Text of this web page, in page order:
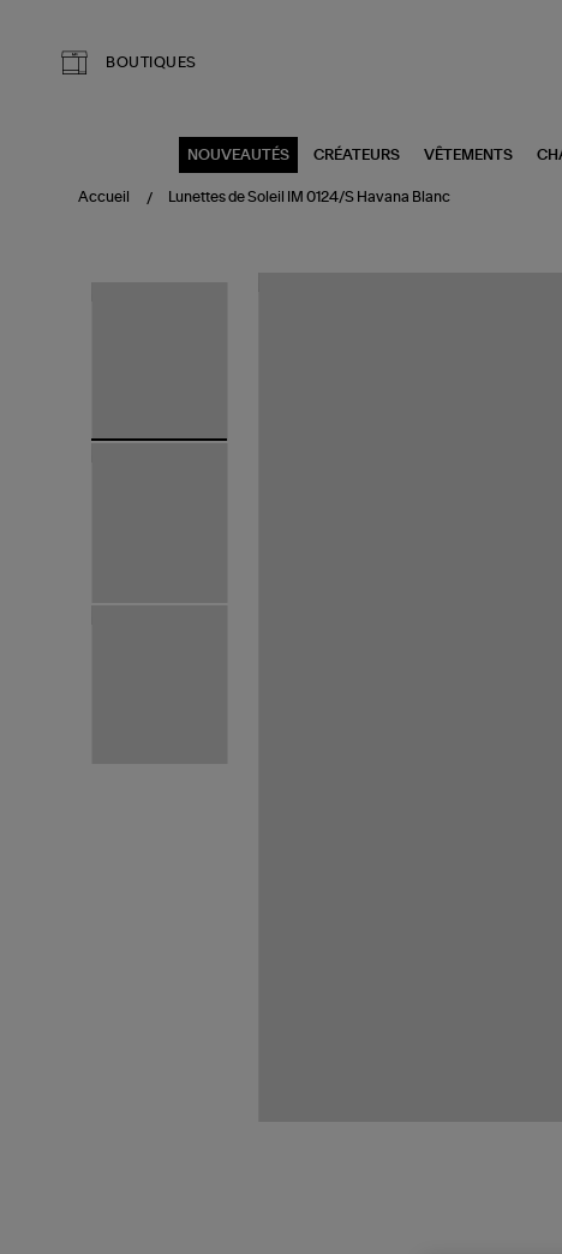
BOUTIQUES
NOUVEAUTÉS CRÉATEURS VÊTEMENTS
Accueil Lunettes de Soleil IM 0124/S Havana Blanc